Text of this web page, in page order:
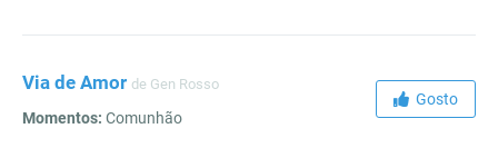
Via de Amor de Gen Rosso
Momentos: Comunhão
Gosto